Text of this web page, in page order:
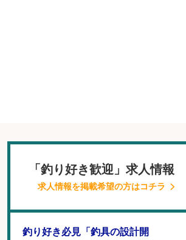
「釣り好き歓迎」求人情報
求人情報を掲載希望の方はコチラ
釣り好き必見「釣具の設計開